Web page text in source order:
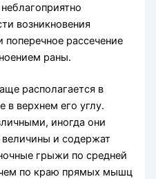
возникновения
рассечение
раны.
располагается в
в верхнем его углу.
иногда они
и содержат
грыжи по средней
по краю прямых мышц